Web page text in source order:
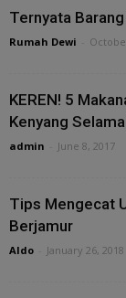
Ternyata
Rumah Dewi
KEREN! 5
Kenyang
admin June 8, 2017
Tips Mengecat
Berjamur
Aldo January 26, 2018